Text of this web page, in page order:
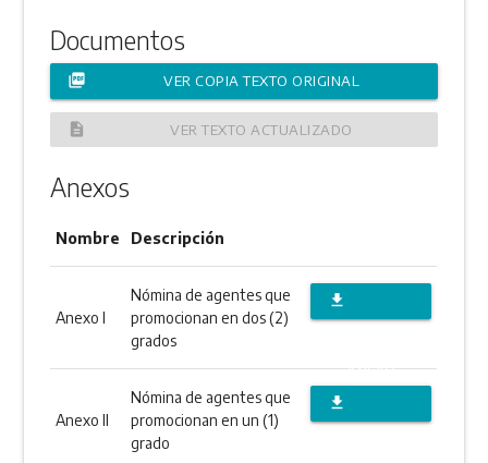
Documentos
picture_as_pdf VER COPIA TEXTO ORIGINAL
description VER TEXTO ACTUALIZADO
Anexos
Nombre Descripción
Anexo I
Nómina de agentes que
promocionan en dos (2)
grados
file_download
ANEXO
Anexo II
Nómina de agentes que
promocionan en un (1)
grado
file_download